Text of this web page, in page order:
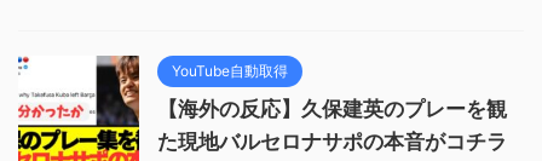
YouTube自動取得
【海外の反応】久保建英のプレーを観
た現地バルセロナサポの本音がコチラ